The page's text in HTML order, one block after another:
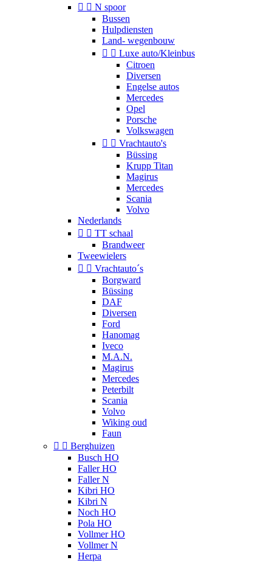
  N spoor
Bussen
Hulpdiensten
Land- wegenbouw
  Luxe auto/Kleinbus
Citroen
Diversen
Engelse autos
Mercedes
Opel
Porsche
Volkswagen
  Vrachtauto's
Büssing
Krupp Titan
Magirus
Mercedes
Scania
Volvo
Nederlands
  TT schaal
Brandweer
Tweewielers
  Vrachtauto´s
Borgward
Büssing
DAF
Diversen
Ford
Hanomag
Iveco
M.A.N.
Magirus
Mercedes
Peterbilt
Scania
Volvo
Wiking oud
Faun
  Berghuizen
Busch HO
Faller HO
Faller N
Kibri HO
Kibri N
Noch HO
Pola HO
Vollmer HO
Vollmer N
Herpa